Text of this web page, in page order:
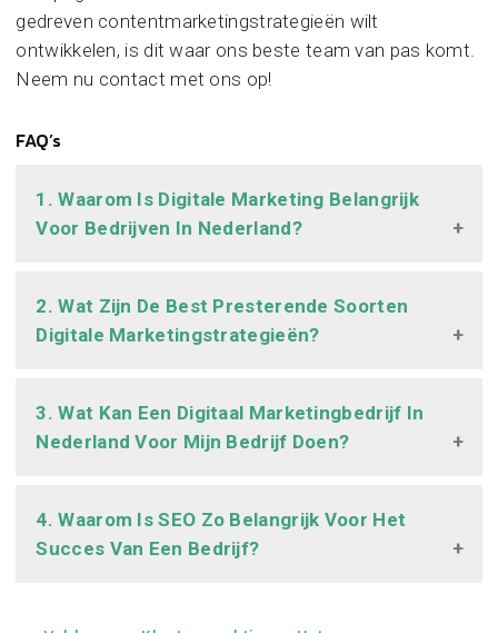
gedreven contentmarketingstrategieën wilt
ontwikkelen, is dit waar ons beste team van pas komt.
Neem nu contact met ons op!
FAQ’s
1. Waarom Is Digitale Marketing Belangrijk
Voor Bedrijven In Nederland?
2. Wat Zijn De Best Presterende Soorten
Digitale Marketingstrategieën?
3. Wat Kan Een Digitaal Marketingbedrijf In
Nederland Voor Mijn Bedrijf Doen?
4. Waarom Is SEO Zo Belangrijk Voor Het
Succes Van Een Bedrijf?